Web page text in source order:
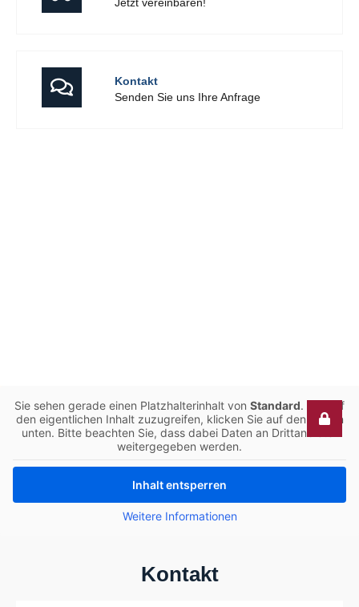
Kontakt
Senden Sie uns Ihre Anfrage
Bis heute steht Brödenfeldt für sichere
Transporte, faire Preise und zuverlässige
Dienstleistungen.
Kontakt aufnehmen
Kontakt
Sie sehen gerade einen Platzhalterinhalt von Standard. Um auf
den eigentlichen Inhalt zuzugreifen, klicken Sie auf den Button
unten. Bitte beachten Sie, dass dabei Daten an Drittanbieter
weitergegeben werden.
Inhalt entsperren
Weitere Informationen